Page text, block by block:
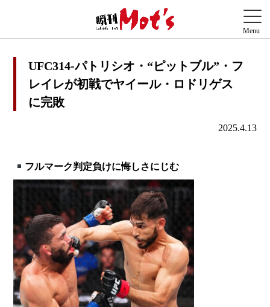
UFC314-パトリシオ・“ピットブル”・フ
レイレが初戦でヤイール・ロドリゲス
に完敗
2025.4.13
フルマーク判定負けに悔しさにじむ